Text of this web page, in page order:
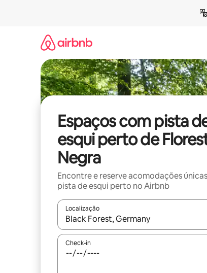
Espaços com pista
esqui perto de
Negra
Encontre e reserve acomodações
pista de esqui perto no Airbnb
Localização
Quando os resultados estiverem
Check-in